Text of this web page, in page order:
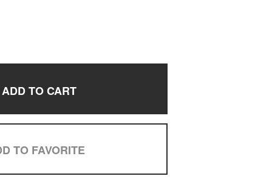
ADD TO CART
TO FAVORITE